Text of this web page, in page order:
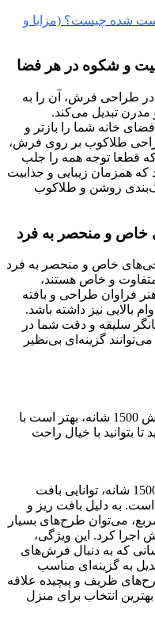
ست شده چیست؟ (مزایا و
و شکوه در هر فضا
طراحی فرش، آن را به
تبدیل می‌کند.
خانه شما را بازتر و
طلاکوب بر روی فرش،
قطعا توجه همه را جلب
همزمان زیبایی و جذابیت
روشن و طلاکوب
خاص و منحصر به فرد
خاص و منحصر به فرد
متفاوت و خاص هستند،
فراوان طراحی و بافته
بالایی نیز داشته باشد.
سلیقه و دقت شما در
گزینه‌ای بی‌نظیر
بعد از آشنایی با ویژگی‌ها و جزئیات فرش 1500 شانه، بهتر است با
بتوانید با خیال راحت
یکی از مزایای بزرگ فرش‌های 1500 شانه، توانایی بافت
به دلیل بافت ریز و
می‌توان طرح‌های بسیار
کرد. این ویژگی،
برای کسانی که به دنبال فرش‌های
به گزینه‌ای مناسب
ظریف و پیچیده علاقه
می‌تواند بهترین انتخاب برای منزل